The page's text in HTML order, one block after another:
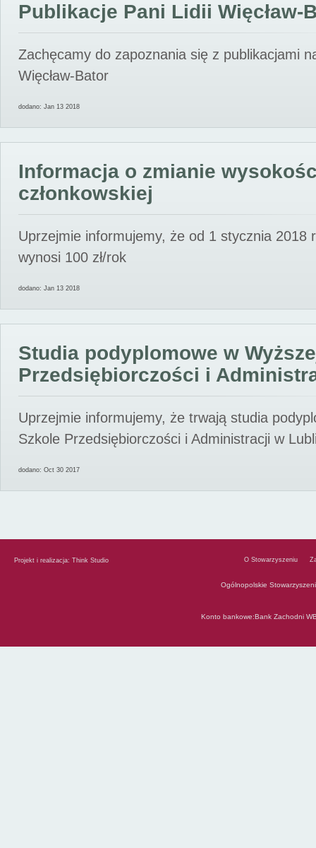
Publikacje Pani Lidii Więcław-
Zachęcamy do zapoznania się z publikacjami
Więcław-Bator
dodano: Jan 13 2018
Informacja o zmianie
członkowskiej
Uprzejmie informujemy, że od 1 stycznia 2018
wynosi 100 zł/rok
dodano: Jan 13 2018
Studia podyplomowe w
Przedsiębiorczości i
Uprzejmie informujemy, że trwają studia
Szkole Przedsiębiorczości i Administracji w
dodano: Oct 30 2017
Projekt i realizacja: Think Studio O Stowarzyszeniu
Ogólnopolskie
Konto bankowe:Bank Zachodni